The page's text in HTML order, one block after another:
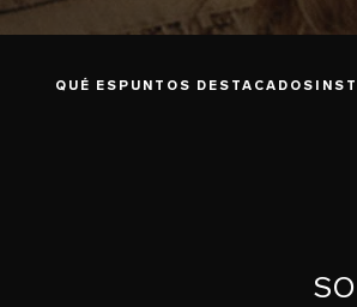
QUÉ ES PUNTOS DESTACADOS